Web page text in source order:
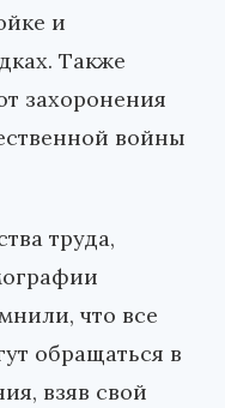
и
Также
захоронения
войны
труда,
что все
обращаться в
взяв свой